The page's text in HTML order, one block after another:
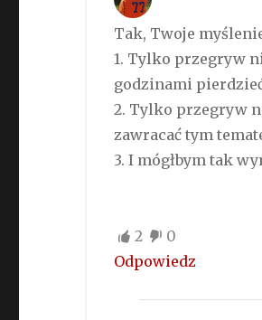
Tak, Twoje
1. Tylko przegryw
godzinami
2. Tylko przegryw
zawracać tym
3. I mógłbym tak
2
0
Odpowiedz